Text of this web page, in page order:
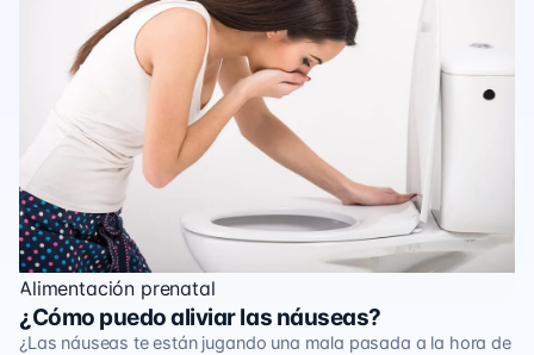
Alimentación prenatal
¿Cómo puedo aliviar las náuseas?
¿Las náuseas te están jugando una mala pasada a la hora de